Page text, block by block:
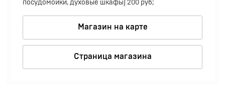
посудомойки, духовые шкафы) 200 руб;
Магазин на карте
Страница магазина